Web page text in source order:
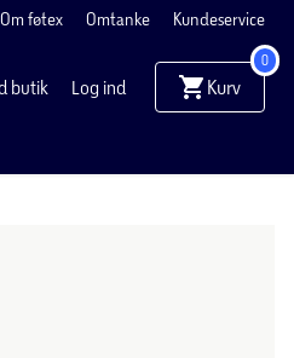
Om føtex Omtanke Kundeservice
butik Log ind Kurv
0